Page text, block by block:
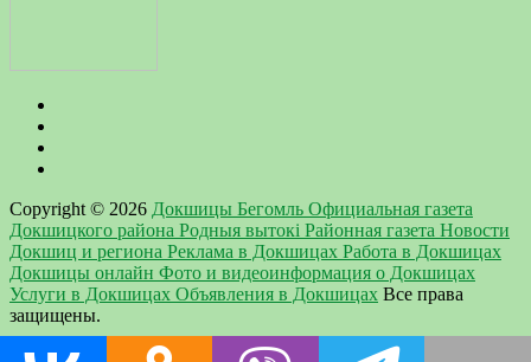
Copyright © 2026 Докшицы Бегомль Официальная газета
Докшицкого района Родныя вытокi Районная газета Новости
Докшиц и региона Реклама в Докшицах Работа в Докшицах
Докшицы онлайн Фото и видеоинформация о Докшицах
Услуги в Докшицах Объявления в Докшицах Все права
защищены.